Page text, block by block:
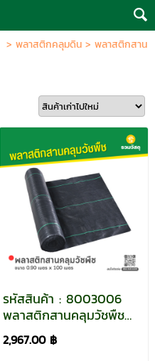
> พลาสติกคลุมดิน> พลาสติกสาน
รหัสสินค้า : 8003006
พลาสติกสานคลุมวัชพืช
ขนาด 0.90 เมตร x 100
เมตร
2,967.00 ฿